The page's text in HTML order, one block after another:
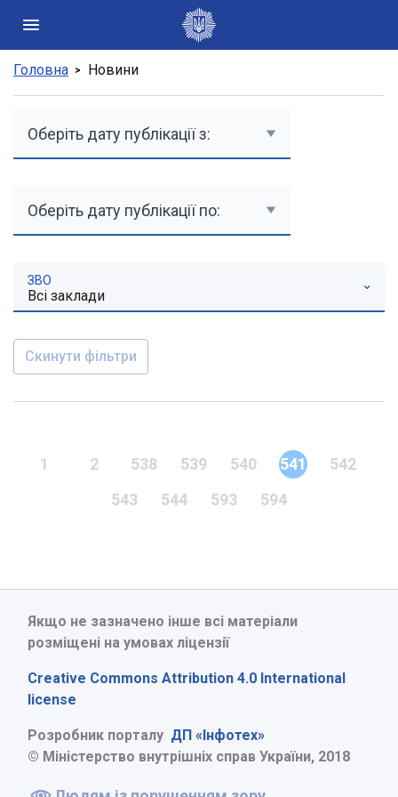
Головна Новини
ЗВО
Всі заклади
Скинути фільтри
1 2 538 539 540 541
542
543
544 593 594
Якщо не зазначено інше всі матеріали
розміщені на умовах ліцензії
Creative Commons Attribution 4.0 International
license
Розробник порталу ДП «Інфотех»
© Міністерство внутрішніх справ України, 2018
Державні сайти України
Кабінет Міністрів України
Конституційний суд України
Центральні та місцеві органи виконавчої влади